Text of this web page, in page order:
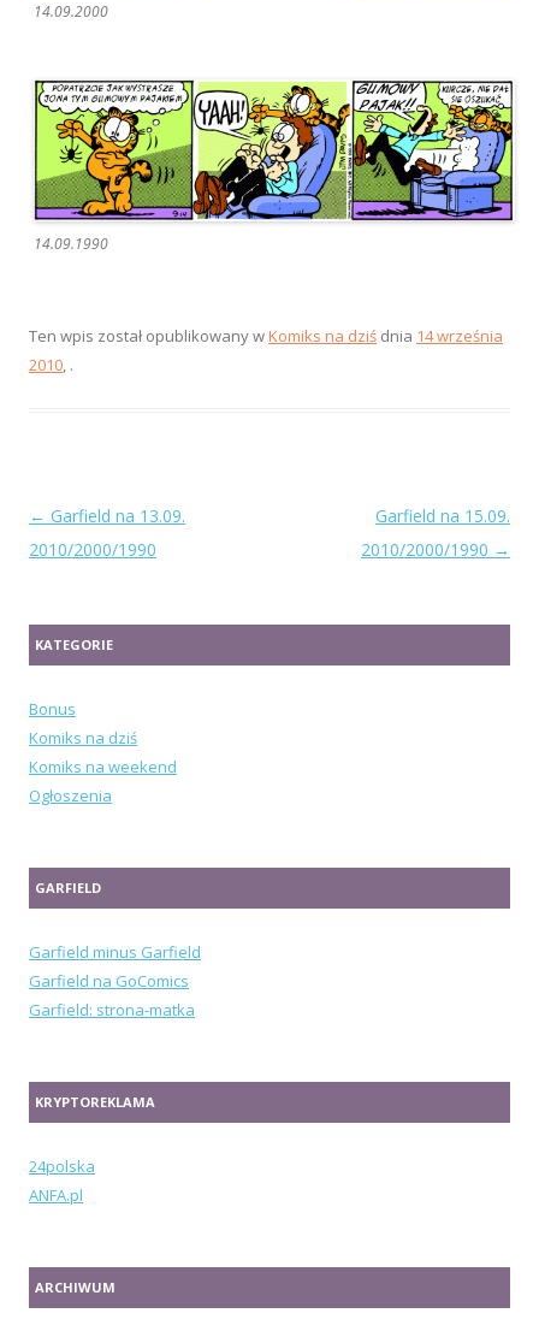
14.09.2000
14.09.1990
Ten wpis został opublikowany wKomiks na dziś dnia 14 września
2010, .
Zobacz
wpisy
← Garfield na 13.09.
2010/2000/1990
Garfield na 15.09.
2010/2000/1990 →
KATEGORIE
Bonus
Komiks na dziś
Komiks na weekend
Ogłoszenia
GARFIELD
Garfield minus Garfield
Garfield na GoComics
Garfield: strona-matka
KRYPTOREKLAMA
24polska
ANFA.pl
ARCHIWUM